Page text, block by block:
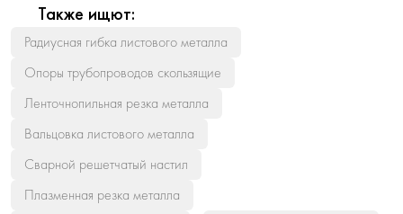
Также ищют:
Радиусная гибка листового металла
Опоры трубопроводов скользящие
Ленточнопильная резка металла
Вальцовка листового металла
Сварной решетчатый настил
Плазменная резка металла